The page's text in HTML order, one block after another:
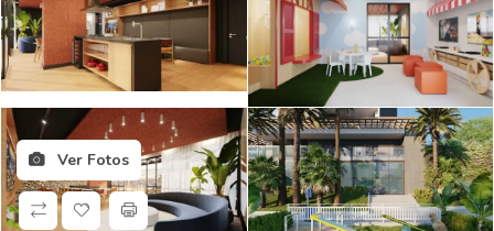
Ver Fotos